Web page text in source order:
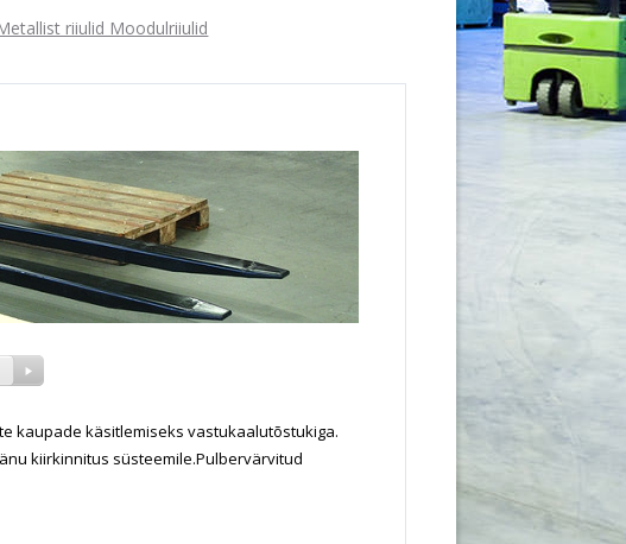
riiulid Moodulriiulid
kaupade käsitlemiseks vastukaalutõstukiga.
kiirkinnitus süsteemile.Pulbervärvitud